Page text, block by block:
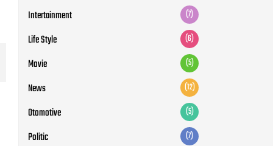
Intertainment (7)
Life Style (6)
Movie (5)
News (12)
Otomotive (5)
Politic (7)